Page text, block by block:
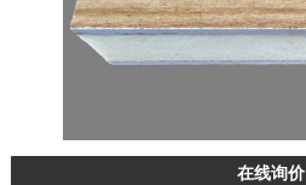
在线询价